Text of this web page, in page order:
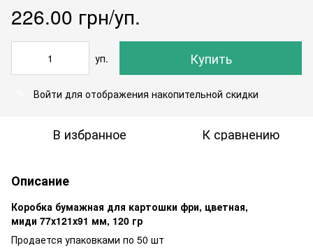
226.00 грн/уп.
уп. Купить
Войти для отображения накопительной скидки
В избранное К сравнению
Описание
Коробка бумажная для картошки фри, цветная,
миди 77х121х91 мм, 120 гр
Продается упаковками по 50 шт